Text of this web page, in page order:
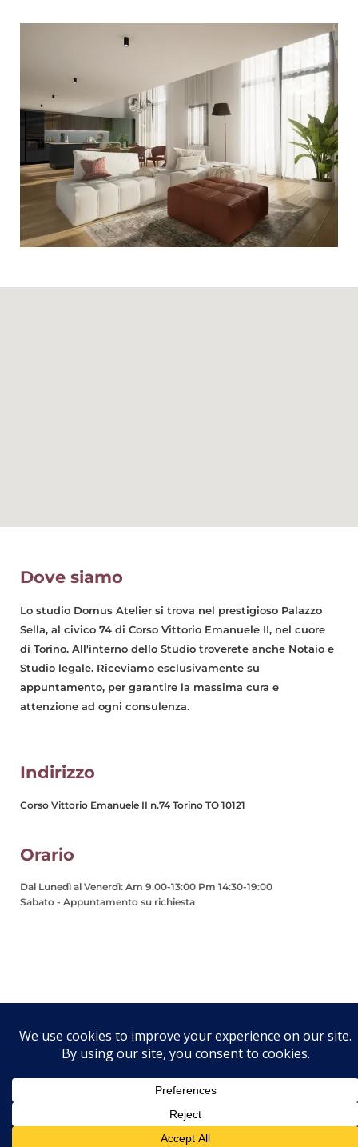
Dove siamo
Lo studio Domus Atelier si trova nel prestigioso Palazzo
Sella, al civico 74 di Corso Vittorio Emanuele II, nel cuore
di Torino. All'interno dello Studio troverete anche Notaio e
Studio legale. Riceviamo esclusivamente su
appuntamento, per garantire la massima cura e
attenzione ad ogni consulenza.
Indirizzo
Corso Vittorio Emanuele II n.74 Torino TO 10121
Orario
Dal Lunedì al Venerdì: Am 9.00-13:00 Pm 14:30-19:00
Sabato - Appuntamento su richiesta